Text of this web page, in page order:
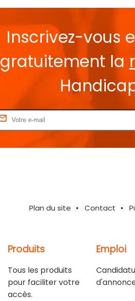
Inscrivez-vous
gratuitement la
Plan du site Contact
Produits
Tous les produits
pour faciliter votre
accès.
Emploi